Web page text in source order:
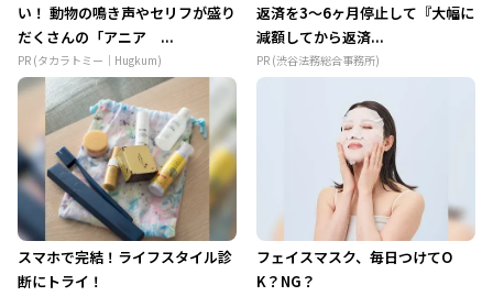
い！ 動物の鳴き声やセリフが盛り
だくさんの「アニア ...
PR (タカラトミー｜Hugkum)
返済を3～6ヶ月停止して『大幅に
減額してから返済...
PR (渋谷法務総合事務所)
スマホで完結！ライフスタイル診
断にトライ！
フェイスマスク、毎日つけてO
K？NG？